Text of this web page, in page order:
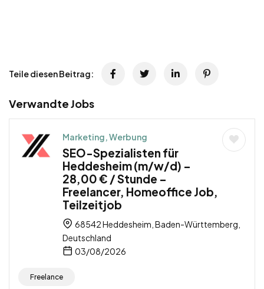
Teile diesen Beitrag:
Verwandte Jobs
Marketing, Werbung
SEO-Spezialisten für
Heddesheim (m/w/d) –
28,00 € / Stunde –
Freelancer, Homeoffice Job,
Teilzeitjob
68542 Heddesheim, Baden-Württemberg,
Deutschland
03/08/2026
Freelance